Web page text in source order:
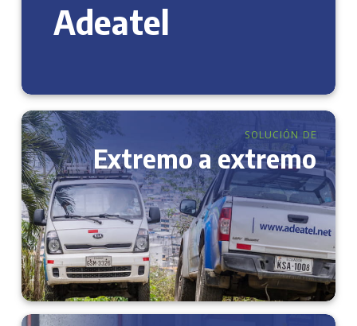
Adeatel
SOLUCIÓN DE
Extremo a extremo